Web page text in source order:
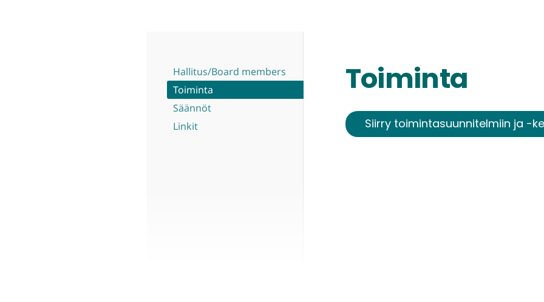
Hallitus/Board members
Toiminta
Säännöt
Linkit
Toiminta
Siirry toimintasuunnitelmiin ja -